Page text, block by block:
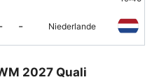
- Niederlande
2027 Quali